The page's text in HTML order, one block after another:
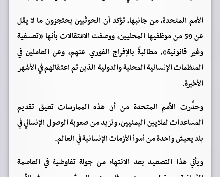
الأمم المتحدة، من جانبها، تؤكد أن الحوثيين يحتجزون ما لا يقل
عن 59 من موظفيها المحليين، ووصفت الاعتقالات بأنها «تعسفية
وغير قانونية»، مطالبةً بالإفراج الفوري عنهم، وعن العاملين في
المنظمات الإنسانية المحلية والدولية الذين تم اعتقالهم في الأشهر
الأخيرة.
وحذَّرت الأمم المتحدة من أن هذه الممارسات تعيق تقديم
المساعدات لملايين اليمنيين، وتزيد من صعوبة الوصول الإنساني في
بلد يعيش واحدة من أسوأ الأزمات الإنسانية في العالم.
ويأتي هذا التصعيد بعد الانتهاء من جولة تفاوضية في العاصمة